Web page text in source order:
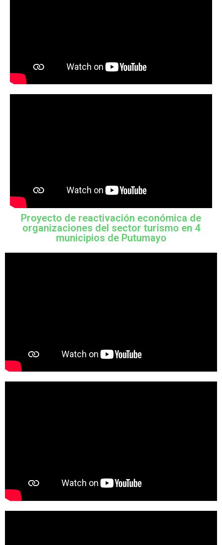
Proyecto de reactivación económica de
organizaciones del sector turismo en 4
municipios de Putumayo